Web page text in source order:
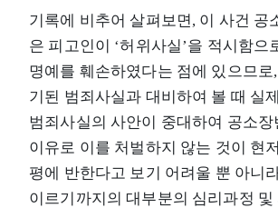
기록에 비추어 살펴보면, 이 사건 공
은 피고인이 ‘허위사실’을 적시함으
명예를 훼손하였다는 점에 있으므로
기된 범죄사실과 대비하여 볼 때 실
범죄사실의 사안이 중대하여 공소장
이유로 이를 처벌하지 않는 것이 현
평에 반한다고 보기 어려울 뿐 아니
이르기까지의 대부분의 심리과정 및